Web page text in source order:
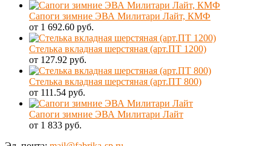
Сапоги зимние ЭВА Милитари Лайт, КМФ
от 1 692.60 руб.
Стелька вкладная шерстяная (арт.ПТ 1200)
от 127.92 руб.
Стелька вкладная шерстяная (арт.ПТ 800)
от 111.54 руб.
Сапоги зимние ЭВА Милитари Лайт
от 1 833 руб.